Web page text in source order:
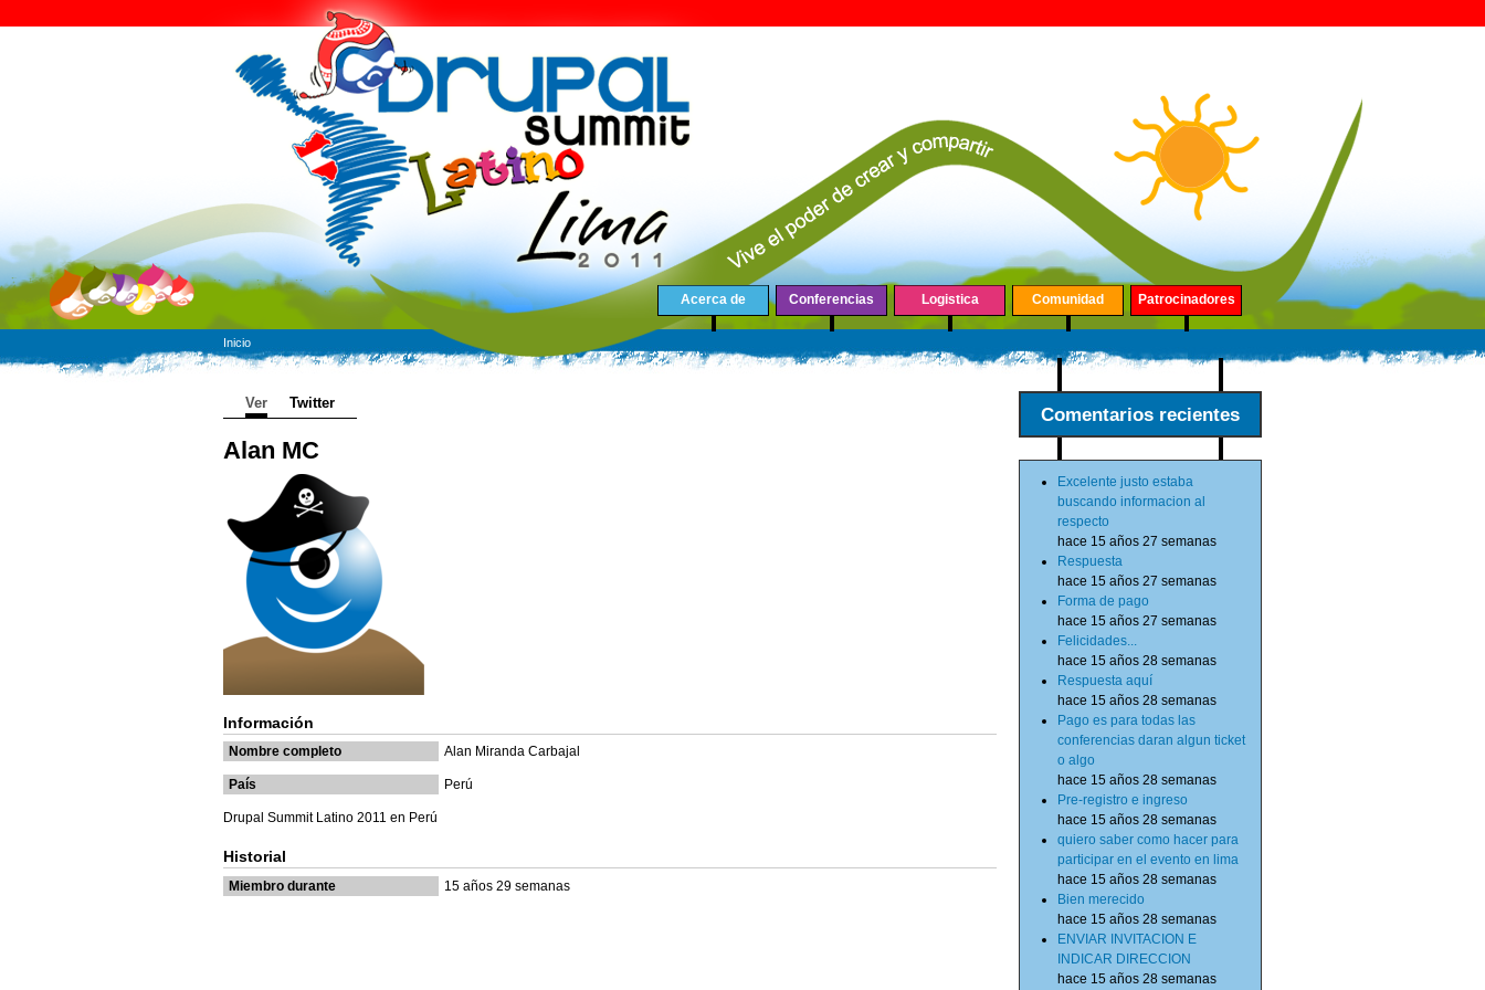
Acerca de Conferencias Logistica Comunidad Patrocinadores
Inicio
Ver Twitter
Alan MC
Información
Nombre completo Alan Miranda Carbajal
País Perú
Drupal Summit Latino 2011 en Perú
Historial
Miembro durante 15 años 29 semanas
Comentarios recientes
Excelente justo estaba
buscando informacion al
respecto
hace 15 años 27 semanas
Respuesta
hace 15 años 27 semanas
Forma de pago
hace 15 años 27 semanas
Felicidades...
hace 15 años 28 semanas
Respuesta aquí
hace 15 años 28 semanas
Pago es para todas las
conferencias daran algun ticket
o algo
hace 15 años 28 semanas
Pre-registro e ingreso
hace 15 años 28 semanas
quiero saber como hacer para
participar en el evento en lima
hace 15 años 28 semanas
Bien merecido
hace 15 años 28 semanas
ENVIAR INVITACION E
INDICAR DIRECCION
hace 15 años 28 semanas